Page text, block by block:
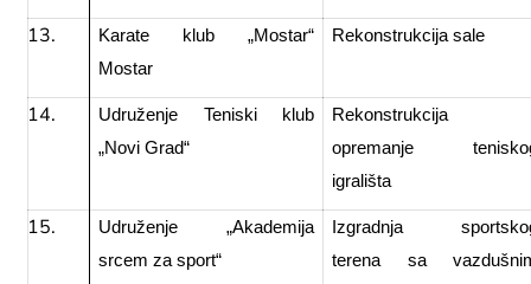
Karate klub „Mostar“
Mostar
Rekonstrukcija sale
Udruženje Teniski klub
„Novi Grad“
Rekonstrukcija
opremanje
igrališta
Udruženje „Akademija
srcem za sport“
Izgradnja
terena sa